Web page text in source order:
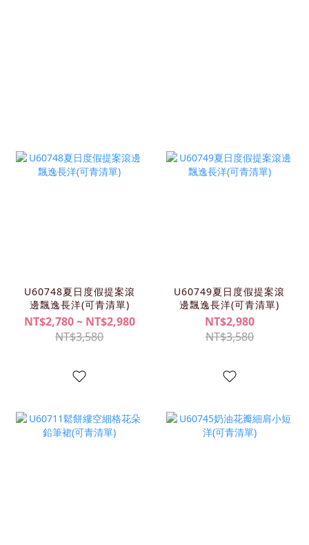
U60748夏日度假提案滾
邊飄逸長洋(可青清單)
NT$2,780 ~ NT$2,980
NT$3,580
U60749夏日度假提案滾
邊飄逸長洋(可青清單)
NT$2,980
NT$3,580